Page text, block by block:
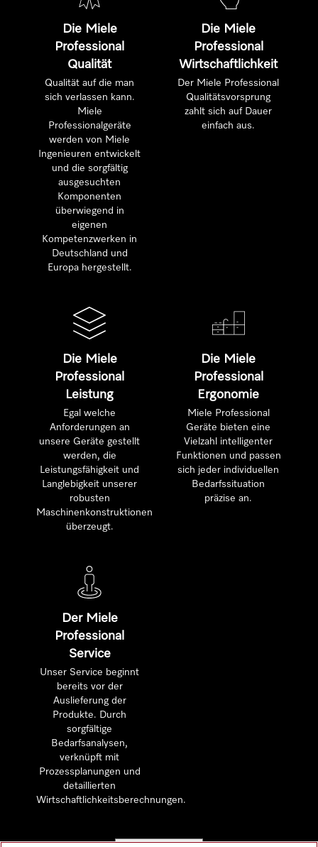
Die Miele
Professional
Qualität
Qualität auf die man
sich verlassen kann.
Miele
Professionalgeräte
werden von Miele
Ingenieuren entwickelt
und die sorgfältig
ausgesuchten
Komponenten
überwiegend in
eigenen
Kompetenzwerken in
Deutschland und
Europa hergestellt.
Die Miele
Professional
Wirtschaftlichkeit
Der Miele Professional
Qualitätsvorsprung
zahlt sich auf Dauer
einfach aus.
Die Miele
Professional
Leistung
Egal welche
Anforderungen an
unsere Geräte gestellt
werden, die
Leistungsfähigkeit und
Langlebigkeit unserer
robusten
Maschinenkonstruktionen
überzeugt.
Die Miele
Professional
Ergonomie
Miele Professional
Geräte bieten eine
Vielzahl intelligenter
Funktionen und passen
sich jeder individuellen
Bedarfssituation
präzise an.
Der Miele
Professional
Service
Unser Service beginnt
bereits vor der
Auslieferung der
Produkte. Durch
sorgfältige
Bedarfsanalysen,
verknüpft mit
Prozessplanungen und
detaillierten
Wirtschaftlichkeitsberechnungen.